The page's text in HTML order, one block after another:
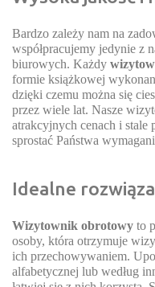
Bardzo zależy nam na
współpracujemy jedynie z
biurowych. Każdy
formie książkowej
dzięki czemu można się
przez wiele lat. Nasze
atrakcyjnych cenach i stale
sprostać Państwa
Idealne
Wizytownik obrotowy to
osoby, która otrzymuje
ich przechowywaniem.
alfabetycznej lub według